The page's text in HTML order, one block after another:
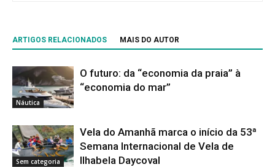
ARTIGOS RELACIONADOS MAIS DO AUTOR
Náutica
O futuro: da “economia da praia” à
“economia do mar”
Sem categoria
Vela do Amanhã marca o início da 53ª
Semana Internacional de Vela de
Ilhabela Daycoval